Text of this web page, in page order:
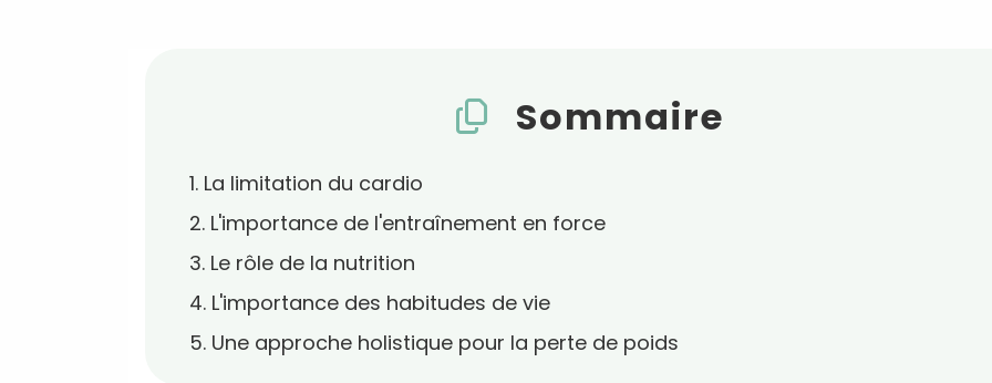
Sommaire
1. La limitation du cardio
2. L'importance de l'entraînement en force
3. Le rôle de la nutrition
4. L'importance des habitudes de vie
5. Une approche holistique pour la perte de poids